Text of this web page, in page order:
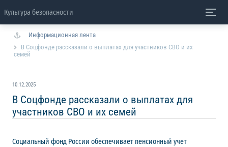
Культура безопасности
Информационная лента
В Соцфонде рассказали о выплатах для участников СВО и их
семей
10.12.2025
В Соцфонде рассказали о выплатах для
участников СВО и их семей
Социальный фонд России обеспечивает пенсионный учет